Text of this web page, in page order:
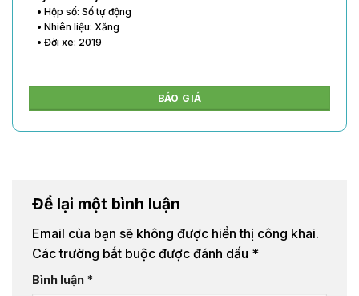
• Hộp số: Số tự động
• Nhiên liệu: Xăng
• Đời xe: 2020
BÁO GIÁ
Để lại một bình luận
Email của bạn sẽ không được hiển thị công khai.
Các trường bắt buộc được đánh dấu *
Bình luận *